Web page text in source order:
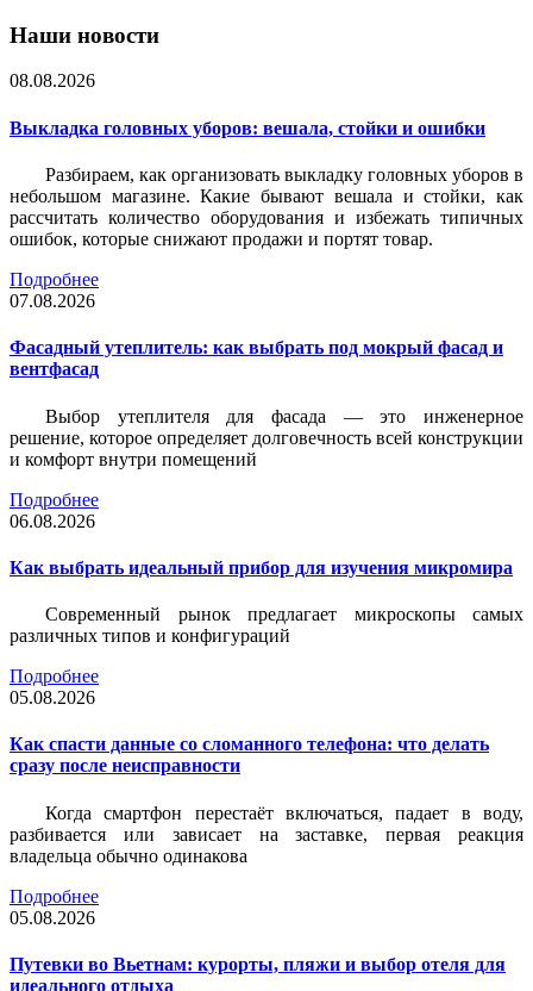
Наши новости
08.08.2026
Выкладка головных уборов: вешала, стойки и ошибки
Разбираем, как организовать выкладку головных уборов в
небольшом магазине. Какие бывают вешала и стойки, как
рассчитать количество оборудования и избежать типичных
ошибок, которые снижают продажи и портят товар.
Подробнее
07.08.2026
Фасадный утеплитель: как выбрать под мокрый фасад и
вентфасад
Выбор утеплителя для фасада — это инженерное
решение, которое определяет долговечность всей конструкции
и комфорт внутри помещений
Подробнее
06.08.2026
Как выбрать идеальный прибор для изучения микромира
Современный рынок предлагает микроскопы самых
различных типов и конфигураций
Подробнее
05.08.2026
Как спасти данные со сломанного телефона: что делать
сразу после неисправности
Когда смартфон перестаёт включаться, падает в воду,
разбивается или зависает на заставке, первая реакция
владельца обычно одинакова
Подробнее
05.08.2026
Путевки во Вьетнам: курорты, пляжи и выбор отеля для
идеального отдыха